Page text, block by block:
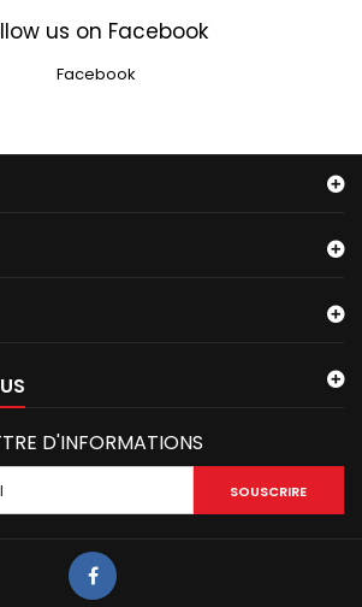
us on Facebook
Facebook
D'INFORMATIONS
SOUSCRIRE